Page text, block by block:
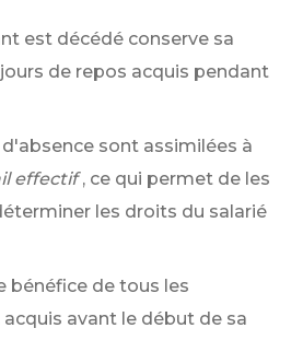
est décédé conserve sa
de repos acquis pendant
sont assimilées à
effectif , ce qui permet de les
les droits du salarié
bénéfice de tous les
avant le début de sa